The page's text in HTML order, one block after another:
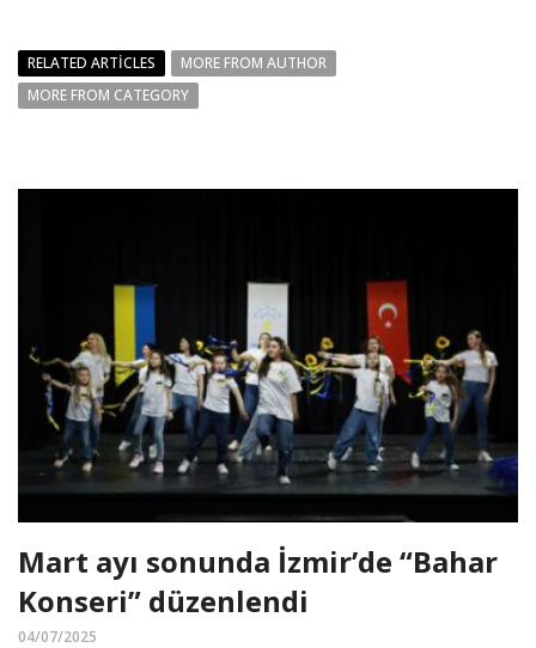
RELATED ARTICLES
MORE FROM AUTHOR
MORE FROM CATEGORY
Mart ayı sonunda İzmir’de “Bahar
Konseri” düzenlendi
04/07/2025